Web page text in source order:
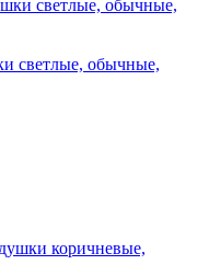
светлые, обычные,